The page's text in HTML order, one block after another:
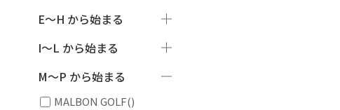
E～H から始まる
I～L から始まる
M～P から始まる
MALBON GOLF()